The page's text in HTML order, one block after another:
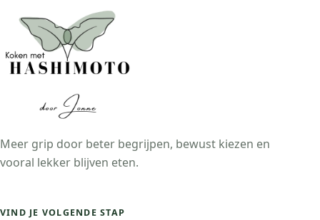
Meer grip door beter begrijpen, bewust kiezen en
vooral lekker blijven eten.
VIND JE VOLGENDE STAP